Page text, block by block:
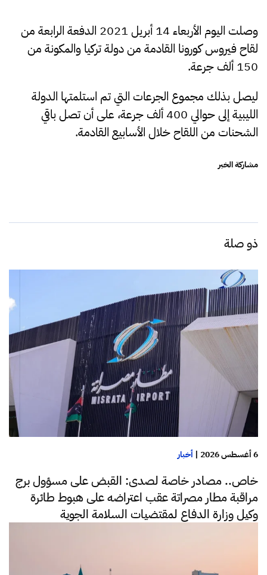
وصلت اليوم الأربعاء 14 أبريل 2021 الدفعة الرابعة من
لقاح فيروس كورونا القادمة من دولة تركيا والمكونة من
150 ألف جرعة.
ليصل بذلك مجموع الجرعات التي تم استلمتها الدولة
الليبية إلى حوالي 400 ألف جرعة، على أن تصل باقي
الشحنات من اللقاح خلال الأسابيع القادمة.
مشاركة الخبر
ذو صلة
6 أغسطس 2026 | أخبار
خاص.. مصادر خاصة لصدى: القبض على مسؤول برج
مراقبة مطار مصراتة عقب اعتراضه على هبوط طائرة
وكيل وزارة الدفاع لمقتضيات السلامة الجوية